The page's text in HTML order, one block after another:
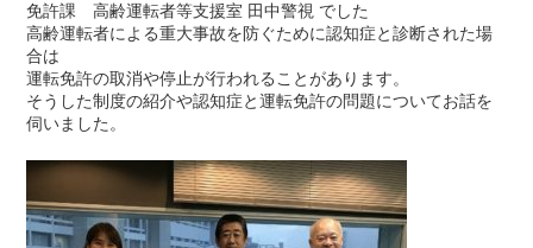
免許課 高齢運転者等支援室 田中警視 でした
高齢運転者による重大事故を防ぐために認知症と診断された場
合は
運転免許の取消や停止が行われることがあります。
そうした制度の紹介や認知症と運転免許の問題についてお話を
伺いました。